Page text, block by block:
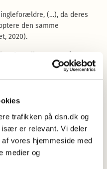
trafikken på dsn.dk og
er relevant. Vi deler
vores hjemmeside med
medier og
(…), da deres
den samme
2020).
fortælle om Meggies
, og jeg har fået hende
Amts Avis,
redningshund
dog, som ifølgeOxford
betydninger: ’a. A dog
b. A dog that has been